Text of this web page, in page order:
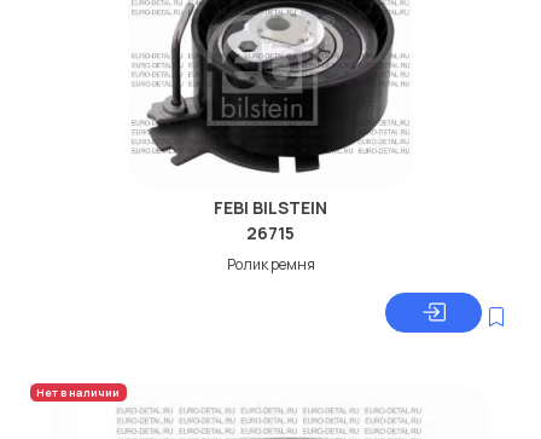
FEBI BILSTEIN
26715
Ролик ремня
Нет в наличии